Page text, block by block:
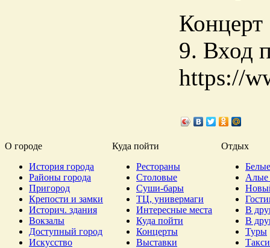
Концерт
9. Вход
https://
О городе Куда пойти
Отдых
История города
Районы города
Пригород
Крепости и замки
Историч. здания
Вокзалы
Доступный город
Искусство
Рестораны
Столовые
Суши-бары
ТЦ, универмаги
Интересные места
Куда пойти
Концерты
Выставки
Алые
В
В
Туры
Такси